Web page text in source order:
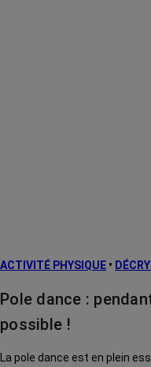
ACTIVITÉ PHYSIQUE •
Pole dance :
possible !
La pole dance est en plein